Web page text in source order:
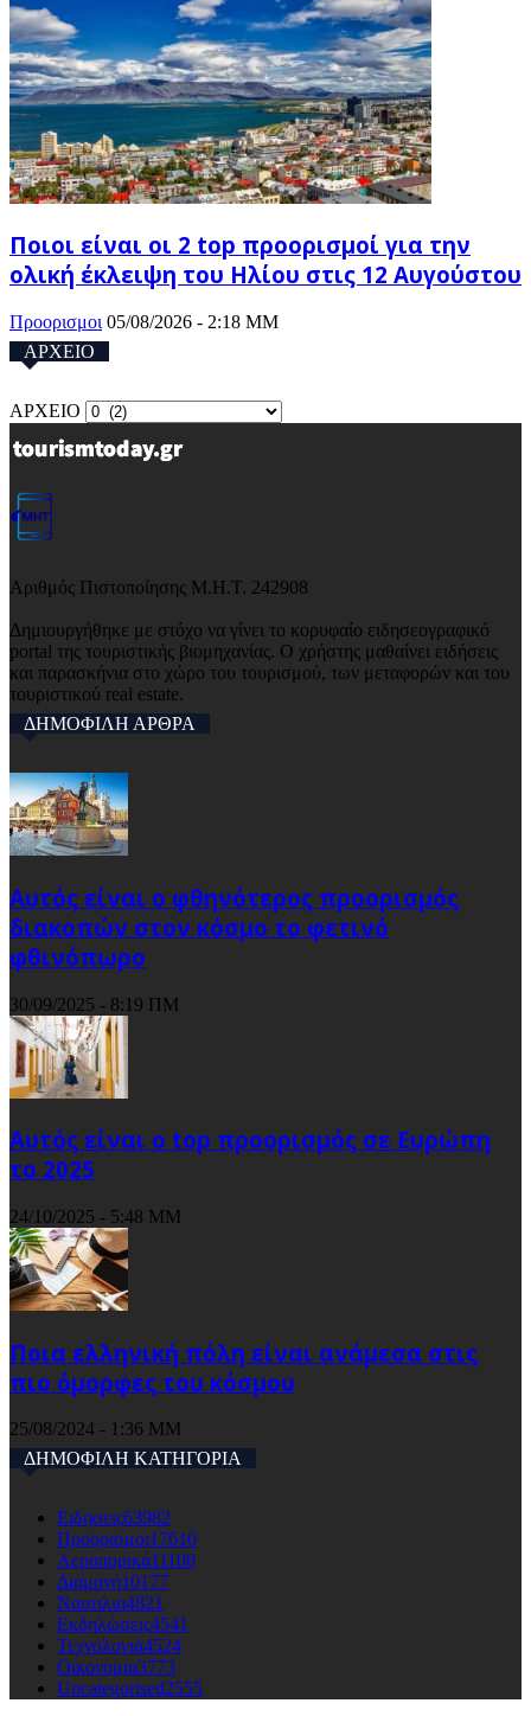
Ποιοι είναι οι 2 top προορισμοί για την
ολική έκλειψη του Ηλίου στις 12 Αυγούστου
Προορισμοι 05/08/2026 - 2:18 ΜΜ
ΑΡΧΕΙΟ
ΑΡΧΕΙΟ
Αριθμός Πιστοποίησης Μ.Η.Τ. 242908
Δημιουργήθηκε με στόχο να γίνει το κορυφαίο ειδησεογραφικό
portal της τουριστικής βιομηχανίας. Ο χρήστης μαθαίνει ειδήσεις
και παρασκήνια στο χώρο του τουρισμού, των μεταφορών και του
τουριστικού real estate.
ΔΗΜΟΦΙΛΗ ΑΡΘΡΑ
Αυτός είναι ο φθηνότερος προορισμός
διακοπών στον κόσμο το φετινό
φθινόπωρο
30/09/2025 - 8:19 ΠΜ
Αυτός είναι ο top προορισμός σε Ευρώπη
το 2025
24/10/2025 - 5:48 ΜΜ
Ποια ελληνική πόλη είναι ανάμεσα στις
πιο όμορφες του κόσμου
25/08/2024 - 1:36 ΜΜ
ΔΗΜΟΦΙΛΗ ΚΑΤΗΓΟΡΙΑ
Ειδησεις63982
Προορισμοι17610
Αεροπορικά11100
Διαμονη10177
Ναυτιλια4821
Εκδηλώσεις4541
Τεχνολογια4524
Οικονομια3773
Uncategorised2555